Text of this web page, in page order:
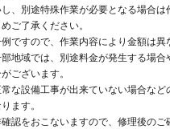
、別途特殊作業が必要となる場合は
ご了承ください。
ですので、作業内容により金額は異
地域では、別途料金が発生する場
ございます。
な設備工事が出来ていない場合など
ます。
認をおこないますので、修理後の